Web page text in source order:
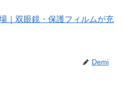
｜双眼鏡・保護フィルムが充
Demi